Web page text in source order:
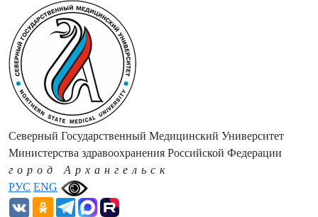
РУС ENG
Северный Государственный Медицинский Университет
Министерства здравоохранения Российской Федерации
город Архангельск